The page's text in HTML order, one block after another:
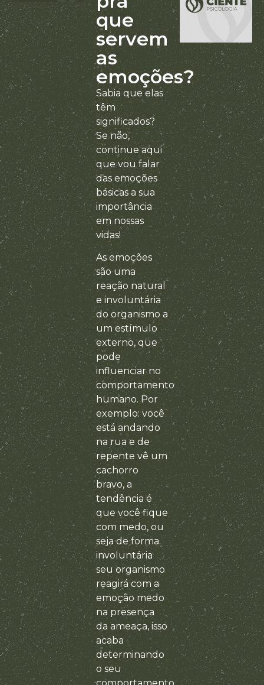
que
servem
as
emoções?
Sabia que elas
têm
significados?
Se não,
continue aqui
que vou falar
das emoções
básicas a sua
importância
em nossas
vidas!
As emoções
são uma
reação natural
e involuntária
do organismo a
um estímulo
externo, que
pode
influenciar no
comportamento
humano. Por
exemplo: você
está andando
na rua e de
repente vê um
cachorro
bravo, a
tendência é
que você fique
com medo, ou
seja de forma
involuntária
seu organismo
reagirá com a
emoção medo
na presença
da ameaça, isso
acaba
determinando
o seu